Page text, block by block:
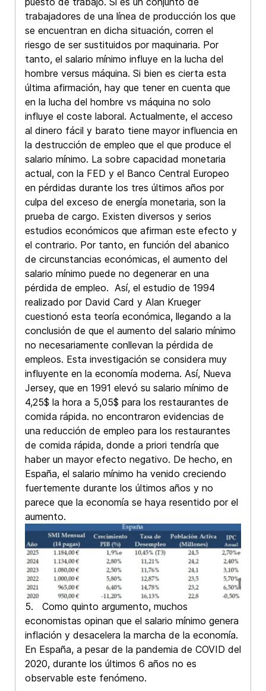
trabajadores de una línea de producción los que
se encuentran en dicha situación, corren el
riesgo de ser sustituidos por maquinaria. Por
tanto, el salario mínimo influye en la lucha del
hombre versus máquina. Si bien es cierta esta
última afirmación, hay que tener en cuenta que
en la lucha del hombre vs máquina no solo
influye el coste laboral. Actualmente, el acceso
al dinero fácil y barato tiene mayor influencia en
la destrucción de empleo que el que produce el
salario mínimo. La sobre capacidad monetaria
actual, con la FED y el Banco Central Europeo
en pérdidas durante los tres últimos años por
culpa del exceso de energía monetaria, son la
prueba de cargo. Existen diversos y serios
estudios económicos que afirman este efecto y
el contrario. Por tanto, en función del abanico
de circunstancias económicas, el aumento del
salario mínimo puede no degenerar en una
pérdida de empleo. Así, el estudio de 1994
realizado por David Card y Alan Krueger
cuestionó esta teoría económica, llegando a la
conclusión de que el aumento del salario mínimo
no necesariamente conllevan la pérdida de
empleos. Esta investigación se considera muy
influyente en la economía moderna. Así, Nueva
Jersey, que en 1991 elevó su salario mínimo de
4,25$ la hora a 5,05$ para los restaurantes de
comida rápida. no encontraron evidencias de
una reducción de empleo para los restaurantes
de comida rápida, donde a priori tendría que
haber un mayor efecto negativo. De hecho, en
España, el salario mínimo ha venido creciendo
fuertemente durante los últimos años y no
parece que la economía se haya resentido por el
aumento.
5. Como quinto argumento, muchos
economistas opinan que el salario mínimo genera
inflación y desacelera la marcha de la economía.
En España, a pesar de la pandemia de COVID del
2020, durante los últimos 6 años no es
observable este fenómeno.